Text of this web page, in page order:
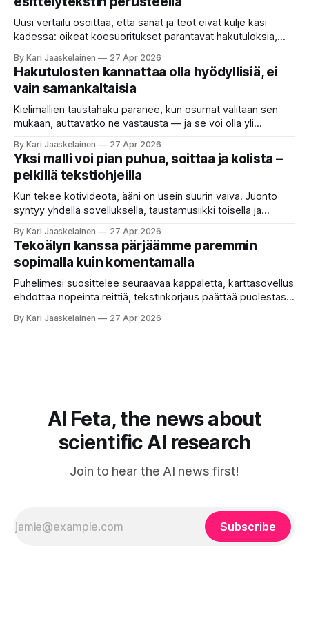
Uusi vertailu osoittaa, että sanat ja teot eivät kulje käsi
kädessä: oikeat koesuoritukset parantavat hakutuloksia,
etsimässä verkosta apuria, joka hoitaisi puolestasi arjen
askareita: täyttäisi lomakkeen, järjestäisi matkasuunnitelman
tai seulisi pitkän asiakirjakasan ydinkohdat. Vastassa on
valikoima, joka muistuttaa sovelluskauppaa steroideilla.
Jokainen ”tekoälyagentti” lupaa paljon
By Kari Jaaskelainen 27 Apr 2026
Hakutulosten kannattaa olla hyödyllisiä, ei
vain samankaltaisia
Kielimallien taustahaku paranee, kun osumat valitaan sen
mukaan, auttavatko ne vastausta — ja se voi olla yli
että kysyt työpaikan chat-robotilta: “Mitä viime kuun
kokouspäiväkirjassa päätettiin etätyöpäivistä?” Robotti
selaa arkistoja ja poimii sinulle pätkän, jossa toistellaan, mitä
etätyö tarkoittaa. Teksti on aiheeltaan lähellä kysymystä,
By Kari Jaaskelainen 27 Apr 2026
Yksi malli voi pian puhua, soittaa ja kolista –
pelkillä tekstiohjeilla
Kun tekee kotivideota, ääni on usein suurin vaiva. Juonto
syntyy yhdellä sovelluksella, taustamusiikki toisella ja
erilaisia komentoja, eikä mikään niistä oikein “puhu”
toistensa kanssa. Lopputulos on pienen palapelityön tulos.
Vuosia on ajateltu, että näin tämän kuuluukin mennä. Puhe
on sanoja ja lauseita – hyvin jäsenneltyä.
By Kari Jaaskelainen 27 Apr 2026
Tekoälyn kanssa pärjäämme paremmin
sopimalla kuin komentamalla
Puhelimesi suosittelee seuraavaa kappaletta, karttasovellus
ehdottaa nopeinta reittiä, tekstinkorjaus päättää puolestasi,
tottelee sinua sokeasti. Useammin huomaat itse
By Kari Jaaskelainen 27 Apr 2026
AI Feta, the news about
scientific AI research
Join to hear the AI news first!
Subscribe